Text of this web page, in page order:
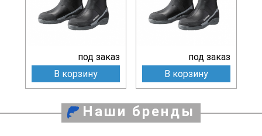
под заказ
В корзину
под заказ
В корзину
Наши бренды